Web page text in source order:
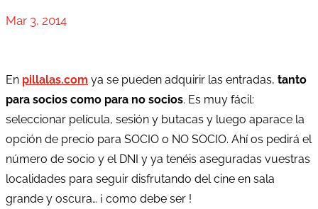
Mar 3, 2014
En pillalas.com ya se pueden adquirir las entradas, tanto
para socios como para no socios. Es muy fácil:
seleccionar película, sesión y butacas y luego aparace la
opción de precio para SOCIO o NO SOCIO. Ahí os pedirá el
número de socio y el DNI y ya tenéis aseguradas vuestras
localidades para seguir disfrutando del cine en sala
grande y oscura… ¡ como debe ser !